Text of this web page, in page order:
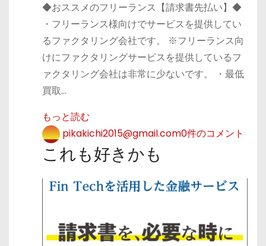
◆おススメのフリーランス【請求書先払い】◆
・フリーランス様向けでサービスを提供してい
るファクタリング会社です。 ※フリーランス向
けにファクタリングサービスを提供しているフ
ァクタリング会社は非常に少ないです。 ・最低
買取…
もっと読む
pikakichi2015@gmail.com0件のコメント
これも好きかも